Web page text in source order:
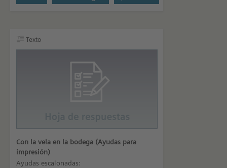
Texto
Con la vela en la bodega (Ayudas para
impresión)
Ayudas escalonadas: